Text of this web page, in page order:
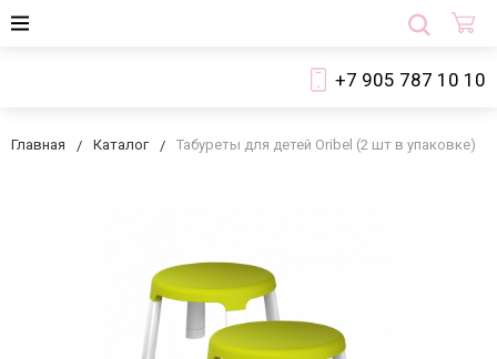
+7 905 787 10 10
Главная Каталог Табуреты для детей Oribel (2 шт в упаковке)